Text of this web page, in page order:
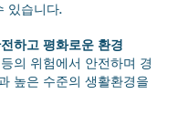
있습니다.
하고 평화로운 환경
의 위험에서 안전하며 경
높은 수준의 생활환경을